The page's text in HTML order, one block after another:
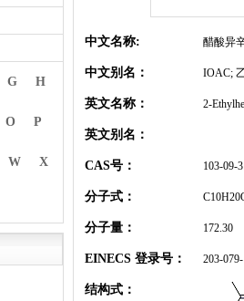
G H
O P
W X
中文名称: 醋酸异
中文别名： IOAC;
英文名称： 2-
英文别名：
CAS号： 103-09-3
分子式：
分子量： 172.30
EINECS 登录号： 203-
结构式：